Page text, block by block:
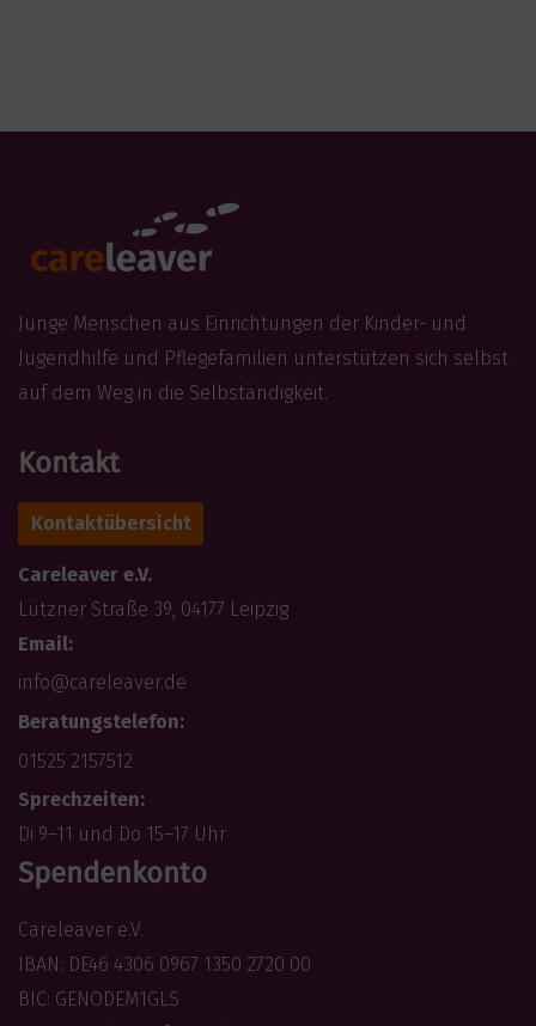
Junge Menschen aus Einrichtungen der Kinder- und
Jugendhilfe und Pflegefamilien unterstützen sich selbst
auf dem Weg in die Selbständigkeit.
Kontakt
Kontaktübersicht
Careleaver e.V.
Lützner Straße 39, 04177 Leipzig
Email:
info@careleaver.de
Beratungstelefon:
01525 2157512
Sprechzeiten:
Di 9–11 und Do 15–17 Uhr
Spendenkonto
Careleaver e.V.
IBAN: DE46 4306 0967 1350 2720 00
BIC: GENODEM1GLS